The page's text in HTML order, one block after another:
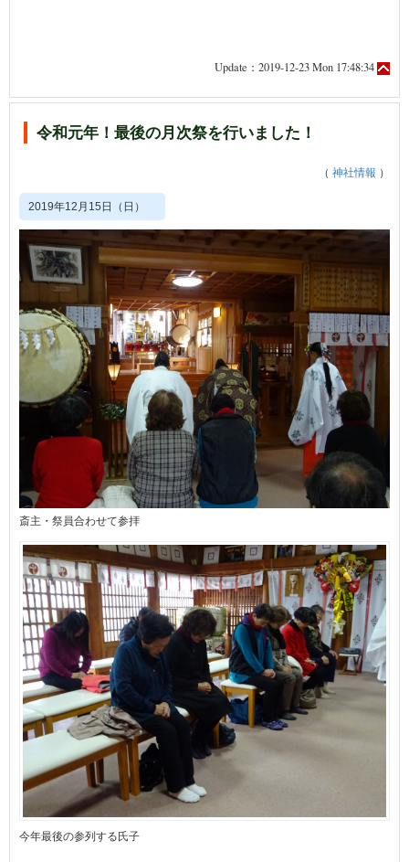
Update：2019-12-23 Mon 17:48:34
令和元年！最後の月次祭を行いました！
（ 神社情報 ）
2019年12月15日（日）
斎主・祭員合わせて参拝
今年最後の参列する氏子